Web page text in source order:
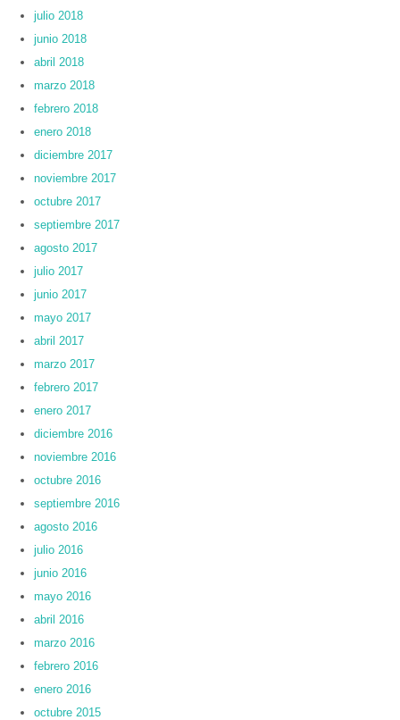
julio 2018
junio 2018
abril 2018
marzo 2018
febrero 2018
enero 2018
diciembre 2017
noviembre 2017
octubre 2017
septiembre 2017
agosto 2017
julio 2017
junio 2017
mayo 2017
abril 2017
marzo 2017
febrero 2017
enero 2017
diciembre 2016
noviembre 2016
octubre 2016
septiembre 2016
agosto 2016
julio 2016
junio 2016
mayo 2016
abril 2016
marzo 2016
febrero 2016
enero 2016
octubre 2015